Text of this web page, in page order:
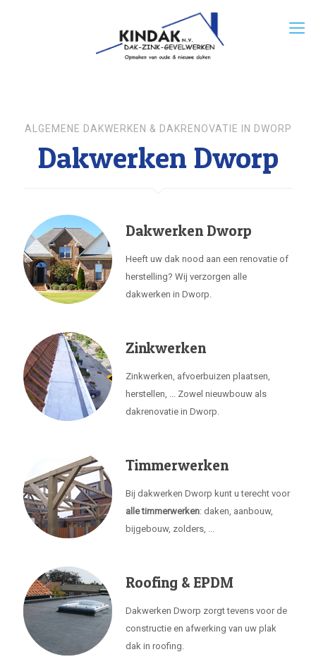
ALGEMENE DAKWERKEN & DAKRENOVATIE IN DWORP
Dakwerken Dworp
Dakwerken Dworp
Heeft uw dak nood aan een renovatie of
herstelling? Wij verzorgen alle
dakwerken in Dworp.
Zinkwerken
Zinkwerken, afvoerbuizen plaatsen,
herstellen, ... Zowel nieuwbouw als
dakrenovatie in Dworp.
Timmerwerken
Bij dakwerken Dworp kunt u terecht voor
alle timmerwerken: daken, aanbouw,
bijgebouw, zolders, ...
Roofing & EPDM
Dakwerken Dworp zorgt tevens voor de
constructie en afwerking van uw plak
dak in roofing.